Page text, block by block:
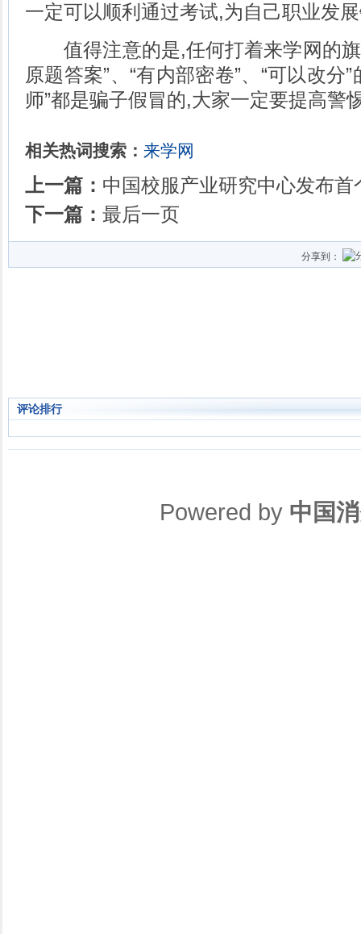
一定可以顺利通过考试,为自己职业发
值得注意的是,任何打着来学网的旗
原题答案”、“有内部密卷”、“可以改分
师”都是骗子假冒的,大家一定要提高警
相关热词搜索： 来学网
上一篇： 中国校服产业研究中心发布
下一篇： 最后一页
分享到：
评论排行
Powered by 中国